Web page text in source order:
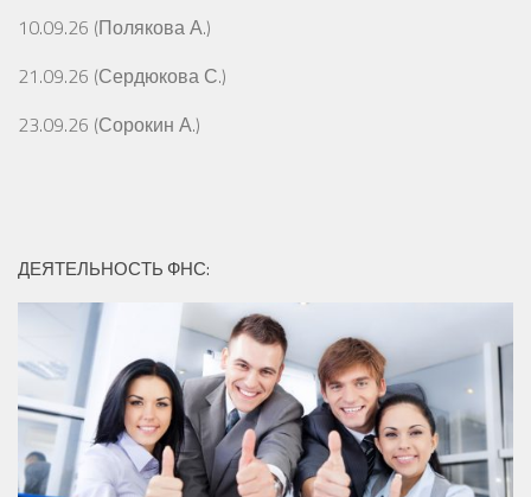
10.09.26 (Полякова А.)
21.09.26 (Сердюкова С.)
23.09.26 (Сорокин А.)
ДЕЯТЕЛЬНОСТЬ ФНС: